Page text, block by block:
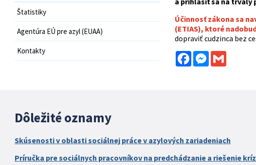
Štatistiky
Agentúra EÚ pre azyl (EUAA)
Kontakty
Účinnosť zákona sa
(ETIAS), ktoré
dopraviť cudzinca bez
FacebookMessenger
Gmail
Dôležité oznamy
Skúsenosti v oblasti sociálnej práce v azylových zariadeniach
Príručka pre sociálnych pracovníkov na predchádzanie a riešenie